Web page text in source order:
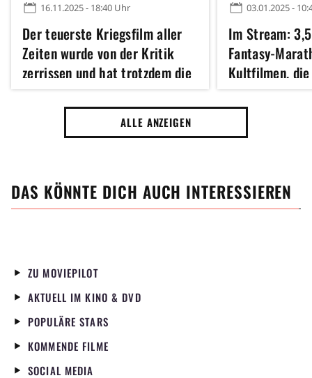
16.11.2025 - 18:40 Uhr
Der teuerste Kriegsfilm aller
Zeiten wurde von der Kritik
zerrissen und hat trotzdem die
Welt erobert
03.01.2025 -
Im Stream:
Fantasy-
Kultfilmen,
langweilig
ALLE ANZEIGEN
DAS KÖNNTE DICH AUCH INTERESSIEREN
ZU MOVIEPILOT
AKTUELL IM KINO & DVD
POPULÄRE STARS
KOMMENDE FILME
SOCIAL MEDIA